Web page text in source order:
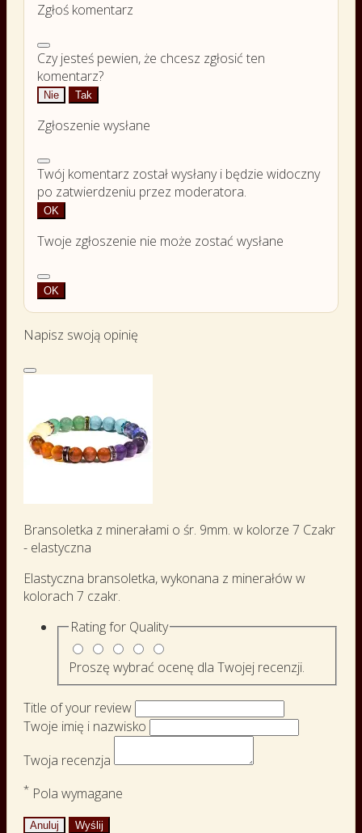
Zgłoś komentarz
Czy jesteś pewien, że chcesz zgłosić ten
komentarz?
Nie Tak
Zgłoszenie wysłane
Twój komentarz został wysłany i będzie widoczny
po zatwierdzeniu przez moderatora.
OK
Twoje zgłoszenie nie może zostać wysłane
OK
Napisz swoją opinię
Bransoletka z minerałami o śr. 9mm. w kolorze 7 Czakr
- elastyczna
Elastyczna bransoletka, wykonana z minerałów w
kolorach 7 czakr.
Rating for Quality
Proszę wybrać ocenę dla Twojej recenzji.
Title of your review
Twoje imię i nazwisko
Twoja recenzja
* Pola wymagane
Anuluj Wyślij